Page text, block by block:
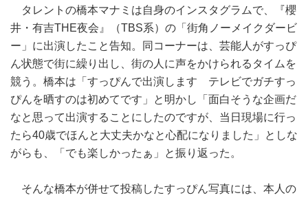
タレントの橋本マナミは自身のインスタグラムで、『櫻
井・有吉THE夜会』（TBS系）の「街角ノーメイクダービ
ー」に出演したこと告知。同コーナーは、芸能人がすっぴ
ん状態で街に繰り出し、街の人に声をかけられるタイムを
競う。橋本は「すっぴんで出演します テレビでガチすっ
ぴんを晒すのは初めてです」と明かし「面白そうな企画だ
なと思って出演することにしたのですが、当日現場に行っ
たら40歳でほんと大丈夫かなと心配になりました」としな
がらも、「でも楽しかったぁ」と振り返った。
そんな橋本が併せて投稿したすっぴん写真には、本人の